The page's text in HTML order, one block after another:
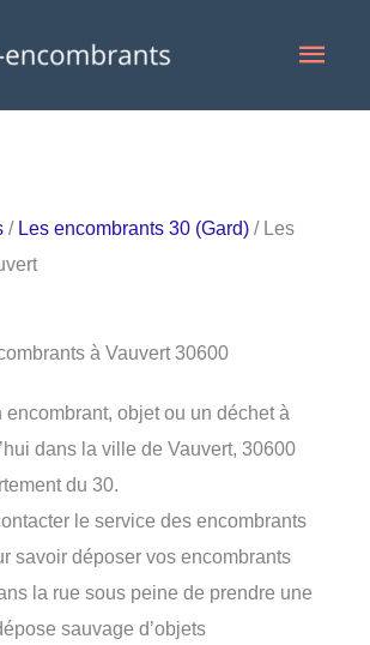
/ Les encombrants 30 (Gard) / Les
à Vauvert 30600
encombrant, objet ou un déchet à
dans la ville de Vauvert, 30600
du 30.
le service des encombrants
savoir déposer vos encombrants
la rue sous peine de prendre une
sauvage d’objets